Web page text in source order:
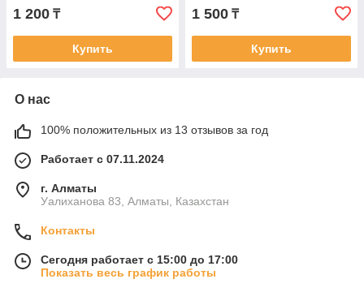
1 200 ₸
Купить
1 500 ₸
Купить
О нас
100% положительных из 13 отзывов за год
Работает с 07.11.2024
г. Алматы
Уалиханова 83, Алматы, Казахстан
Контакты
Сегодня работает с 15:00 до 17:00
Показать весь график работы